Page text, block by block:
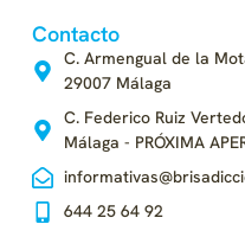
Contacto
C. Armengual de la
29007 Málaga
C. Federico Ruiz
Málaga - PRÓXIMA
644 25 64 92